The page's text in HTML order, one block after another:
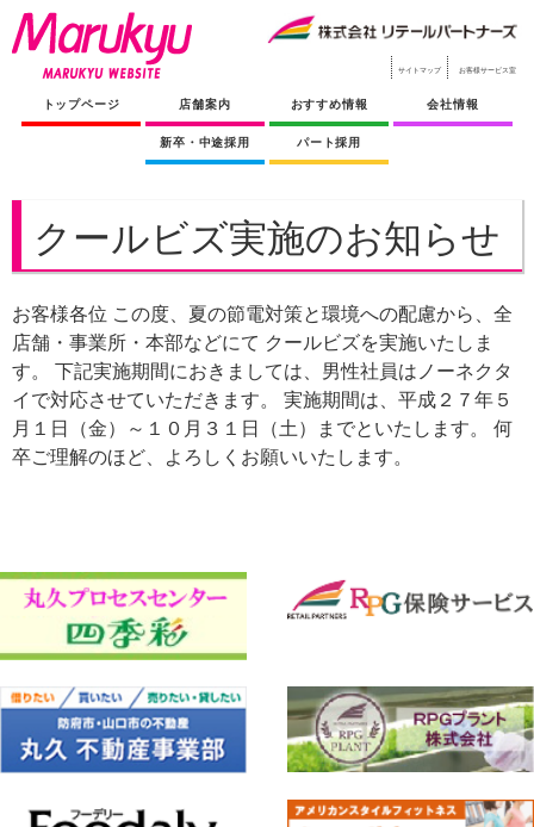
サイトマップ お客様サービス室
トップページ 店舗案内 おすすめ情報 会社情報
新卒・中途採用 パート採用
クールビズ実施のお知らせ
お客様各位 この度、夏の節電対策と環境への配慮から、全
店舗・事業所・本部などにて クールビズを実施いたしま
す。 下記実施期間におきましては、男性社員はノーネクタ
イで対応させていただきます。 実施期間は、平成２７年５
月１日（金）～１０月３１日（土）までといたします。 何
卒ご理解のほど、よろしくお願いいたします。